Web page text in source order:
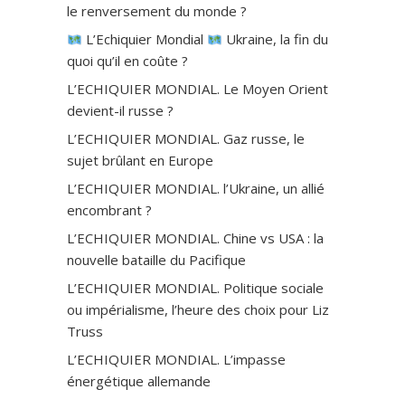
le renversement du monde ?
L’Echiquier Mondial
Ukraine, la fin du
quoi qu’il en coûte ?
L’ECHIQUIER MONDIAL. Le Moyen Orient
devient-il russe ?
L’ECHIQUIER MONDIAL. Gaz russe, le
sujet brûlant en Europe
L’ECHIQUIER MONDIAL. l’Ukraine, un allié
encombrant ?
L’ECHIQUIER MONDIAL. Chine vs USA : la
nouvelle bataille du Pacifique
L’ECHIQUIER MONDIAL. Politique sociale
ou impérialisme, l’heure des choix pour Liz
Truss
L’ECHIQUIER MONDIAL. L’impasse
énergétique allemande